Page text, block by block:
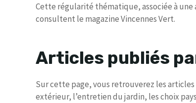
Cette régularité thématique, associée à
consultent le magazine Vincennes Vert.
Articles publiés
Sur cette page, vous retrouverez les
extérieur, l’entretien du jardin, les choix